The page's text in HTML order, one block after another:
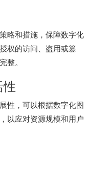
略和措施，保障数字化
权的访问、盗用或篡
整。
性，可以根据数字化图
以应对资源规模和用户